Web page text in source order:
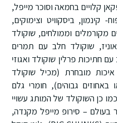
קלויים בחמאה וסוכר מייפל,
קינמון, ביסקוויט וצימוקים,
מקורמלים וממולחים, שוקולד
שוקולד חלב עם תמרים
פרלין שוקולד ואגוזי
מובחרת (מכיל שוקולד
באחוזים גבוהים), חומרי גלם
כן השוקולד של המותג עשויי
בעולם – סירופ מייפל מקנדה,